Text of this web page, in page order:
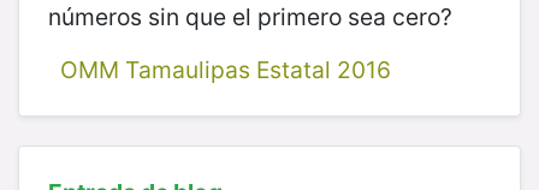
números sin que el primero sea cero?
OMM Tamaulipas Estatal 2016